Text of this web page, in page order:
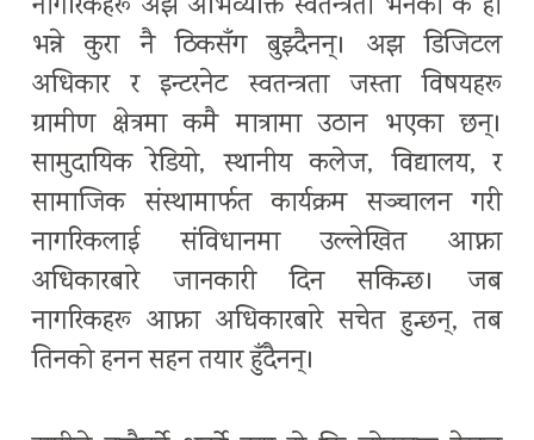
नागरिकहरू अझै अभिव्यक्ति स्वतन्त्रता भनेको के हो
भन्ने कुरा नै ठिकसँग बुझ्दैनन्। अझ डिजिटल
अधिकार र इन्टरनेट स्वतन्त्रता जस्ता विषयहरू
ग्रामीण क्षेत्रमा कमै मात्रामा उठान भएका छन्।
सामुदायिक रेडियो, स्थानीय कलेज, विद्यालय, र
सामाजिक संस्थामार्फत कार्यक्रम सञ्चालन गरी
नागरिकलाई संविधानमा उल्लेखित आफ्ना
अधिकारबारे जानकारी दिन सकिन्छ। जब
नागरिकहरू आफ्ना अधिकारबारे सचेत हुन्छन्, तब
तिनको हनन सहन तयार हुँदैनन्।